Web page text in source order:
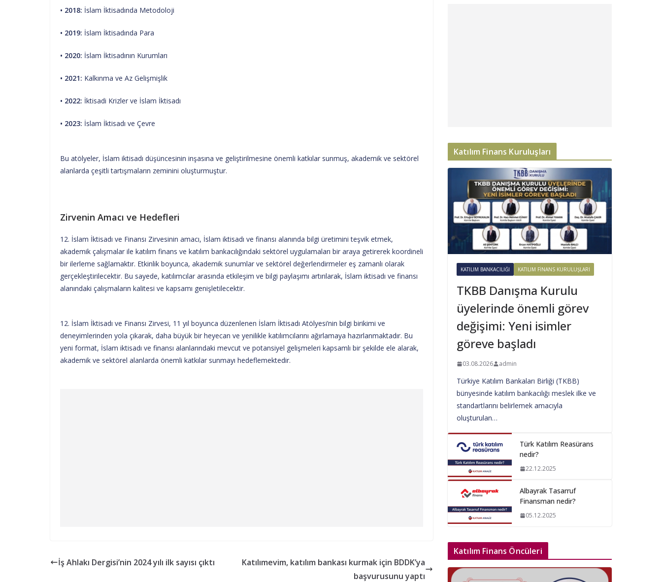
• 2018: İslam İktisadında Metodoloji
• 2019: İslam İktisadında Para
• 2020: İslam İktisadının Kurumları
• 2021: Kalkınma ve Az Gelişmişlik
• 2022: İktisadi Krizler ve İslam İktisadı
• 2023: İslam İktisadı ve Çevre
Bu atölyeler, İslam iktisadı düşüncesinin inşasına ve geliştirilmesine önemli katkılar sunmuş, akademik ve sektörel
alanlarda çeşitli tartışmaların zeminini oluşturmuştur.
Zirvenin Amacı ve Hedefleri
12. İslam İktisadı ve Finansı Zirvesinin amacı, İslam iktisadı ve finansı alanında bilgi üretimini teşvik etmek,
akademik çalışmalar ile katılım finans ve katılım bankacılığındaki sektörel uygulamaları bir araya getirerek koordineli
bir ilerleme sağlamaktır. Etkinlik boyunca, akademik sunumlar ve sektörel değerlendirmeler eş zamanlı olarak
gerçekleştirilecektir. Bu sayede, katılımcılar arasında etkileşim ve bilgi paylaşımı artırılarak, İslam iktisadı ve finansı
alanındaki çalışmaların kalitesi ve kapsamı genişletilecektir.
12. İslam İktisadı ve Finansı Zirvesi, 11 yıl boyunca düzenlenen İslam İktisadı Atölyesi’nin bilgi birikimi ve
deneyimlerinden yola çıkarak, daha büyük bir heyecan ve yenilikle katılımcılarını ağırlamaya hazırlanmaktadır. Bu
yeni format, İslam iktisadı ve finansı alanlarındaki mevcut ve potansiyel gelişmeleri kapsamlı bir şekilde ele alarak,
akademik ve sektörel alanlarda önemli katkılar sunmayı hedeflemektedir.
İş Ahlakı Dergisi’nin 2024 yılı ilk sayısı çıktı
Katılımevim, katılım bankası kurmak için BDDK’ya
başvurusunu yaptı
Katılım Finans Kuruluşları
KATILIM BANKACILIĞI KATILIM FINANS KURULUŞLARI
TKBB Danışma Kurulu
üyelerinde önemli görev
değişimi: Yeni isimler
göreve başladı
03.08.2026 admin
Türkiye Katılım Bankaları Birliği (TKBB)
bünyesinde katılım bankacılığı meslek ilke ve
standartlarını belirlemek amacıyla
oluşturulan…
Türk Katılım Reasürans
nedir?
22.12.2025
Albayrak Tasarruf
Finansman nedir?
05.12.2025
Katılım Finans Öncüleri